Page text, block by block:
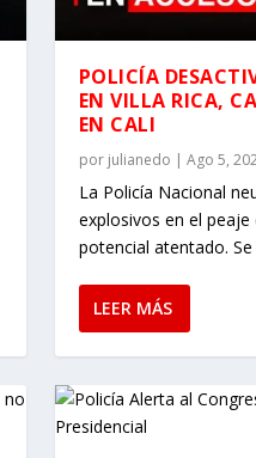
POLICÍA
EN VILLA RICA,
EN CALI
por julianedo | Ago 5,
La Policía Nacional
explosivos en el peaje
potencial atentado.
LEER MÁS